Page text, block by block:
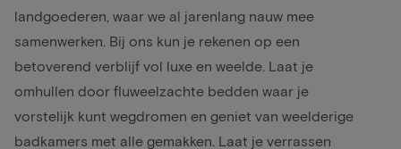
landgoederen, waar we al jarenlang nauw mee
samenwerken. Bij ons kun je rekenen op een
betoverend verblijf vol luxe en weelde. Laat je
omhullen door fluweelzachte bedden waar je
vorstelijk kunt wegdromen en geniet van weelderige
badkamers met alle gemakken. Laat je verrassen